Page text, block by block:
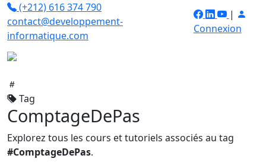
(+212) 616 374 790
contact@developpement-
informatique.com
|
Connexion
Tag
ComptageDePas
Explorez tous les cours et tutoriels associés au tag
#ComptageDePas.